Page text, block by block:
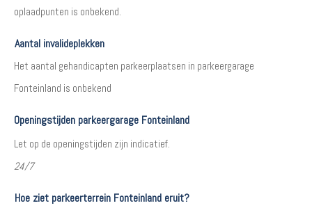
oplaadpunten is onbekend.
Aantal invalideplekken
Het aantal gehandicapten parkeerplaatsen in parkeergarage
Fonteinland is onbekend
Openingstijden parkeergarage Fonteinland
Let op de openingstijden zijn indicatief.
24/7
Hoe ziet parkeerterrein Fonteinland eruit?